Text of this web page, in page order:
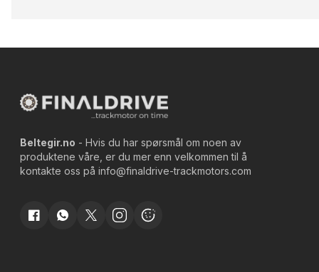
Beltegir.no - Hvis du har spørsmål om noen av
produktene våre, er du mer enn velkommen til å
kontakte oss på info@finaldrive-trackmotors.com